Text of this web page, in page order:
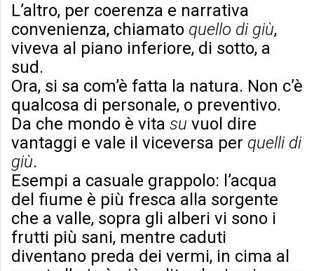
L’altro, per coerenza e narrativa
convenienza, chiamato quello di giù,
viveva al piano inferiore, di sotto, a
sud.
Ora, si sa com’è fatta la natura. Non c’è
qualcosa di personale, o preventivo.
Da che mondo è vita su vuol dire
vantaggi e vale il viceversa per quelli di
giù.
Esempi a casuale grappolo: l’acqua
del fiume è più fresca alla sorgente
che a valle, sopra gli alberi vi sono i
frutti più sani, mentre caduti
diventano preda dei vermi, in cima al